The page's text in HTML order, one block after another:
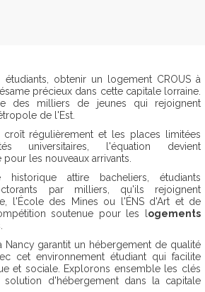
obtenir un logement CROUS à
précieux dans cette capitale lorraine.
des milliers de jeunes qui rejoignent
de l'Est.
croît régulièrement et les places limitées
universitaires, l'équation devient
les nouveaux arrivants.
historique attire bacheliers, étudiants
par milliers, qu'ils rejoignent
l'École des Mines ou l'ÉNS d'Art et de
soutenue pour les l ogements
Nancy garantit un hébergement de qualité
cet environnement étudiant qui facilite
et sociale. Explorons ensemble les clés
d'hébergement dans la capitale